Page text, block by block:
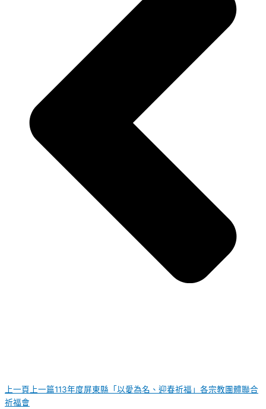
上一頁 上一篇113年度屏東縣「以愛為名、迎春祈福」各宗教團體聯合
祈福會